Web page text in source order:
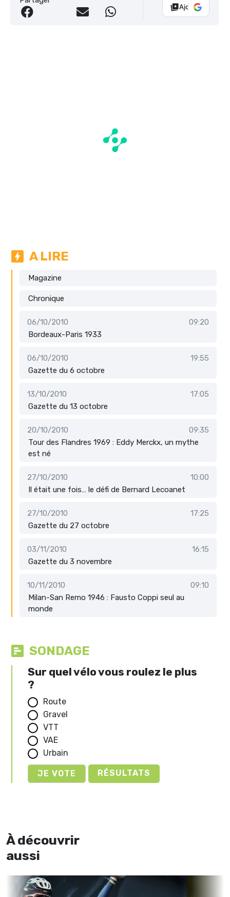
Ajouter Vélo
A LIRE
Magazine
Chronique
06/10/2010
09:20
Bordeaux-Paris 1933
06/10/2010
19:55
Gazette du 6 octobre
13/10/2010
17:05
Gazette du 13 octobre
20/10/2010
09:35
Tour des Flandres 1969 : Eddy Merckx, un mythe
est né
27/10/2010
10:00
Il était une fois… le défi de Bernard Lecoanet
27/10/2010
17:25
Gazette du 27 octobre
03/11/2010
16:15
Gazette du 3 novembre
10/11/2010
09:10
Milan-San Remo 1946 : Fausto Coppi seul au
monde
SONDAGE
Sur quel vélo vous roulez le plus
?
Route
Gravel
VTT
VAE
Urbain
RÉSULTATS
À découvrir
aussi